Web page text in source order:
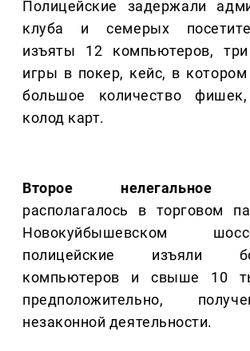
Полицейские задержали
клуба и семерых
изъяты 12 компьютеров,
игры в покер, кейс, в котором
большое количество фишек,
колод карт.
Второе нелегальное
располагалось в торговом
Новокуйбышевском
полицейские изъяли
компьютеров и свыше 10
предположительно,
незаконной деятельности.